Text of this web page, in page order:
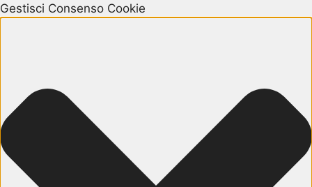
Gestisci Consenso Cookie